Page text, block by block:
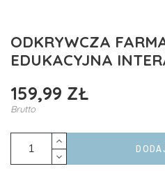
ODKRYWCZA
EDUKACYJNA
159,99 ZŁ
Brutto